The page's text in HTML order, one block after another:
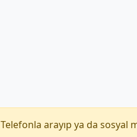
Telefonla arayıp ya da